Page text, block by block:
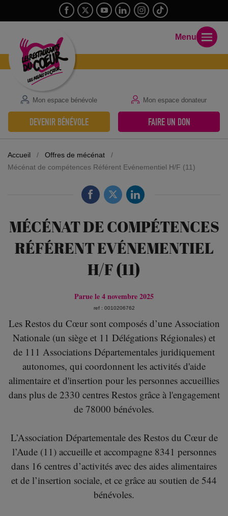
Mon espace bénévole Mon espace donateur
DEVENIR BÉNÉVOLE FAIRE UN DON
Menu
Accueil / Offres de mécénat
/
Mécénat de compétences Référent Evénementiel H/F (11)
MÉCÉNAT DE COMPÉTENCES
RÉFÉRENT EVÉNEMENTIEL
H/F (11)
Parue le 4 novembre 2025
ref : 0010206762
Les Restos du Cœur sont composés d’une Association
Nationale (un siège et 11 Délégations Régionales) et
de 111 Associations Départementales juridiquement
autonomes, qui coordonnent les activités d'aide
alimentaire et d'insertion pour les personnes accueillies
dans plus de 2330 centres Restos grâce à l'engagement
de 78000 bénévoles.
L’Association Départementale des Restos du Cœur de
l’Aude (11) accueille et accompagne 8341 personnes
dans 16 centres d’activités avec des aides alimentaires
et de l’insertion sociale, et ce grâce au soutien de 544
bénévoles.